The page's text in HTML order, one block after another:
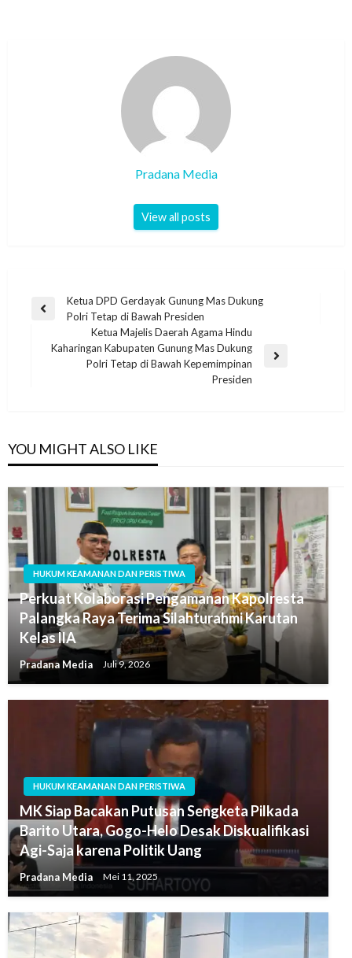
Pradana Media
View all posts
Ketua DPD Gerdayak Gunung Mas Dukung
Polri Tetap di Bawah Presiden
Ketua Majelis Daerah Agama Hindu
Kaharingan Kabupaten Gunung Mas Dukung
Polri Tetap di Bawah Kepemimpinan
Presiden
YOU MIGHT ALSO LIKE
HUKUM KEAMANAN DAN PERISTIWA
Perkuat Kolaborasi Pengamanan Kapolresta
Palangka Raya Terima Silahturahmi Karutan
Kelas llA
Pradana Media Juli 9, 2026
HUKUM KEAMANAN DAN PERISTIWA
MK Siap Bacakan Putusan Sengketa Pilkada
Barito Utara, Gogo-Helo Desak Diskualifikasi
Agi-Saja karena Politik Uang
Pradana Media Mei 11, 2025